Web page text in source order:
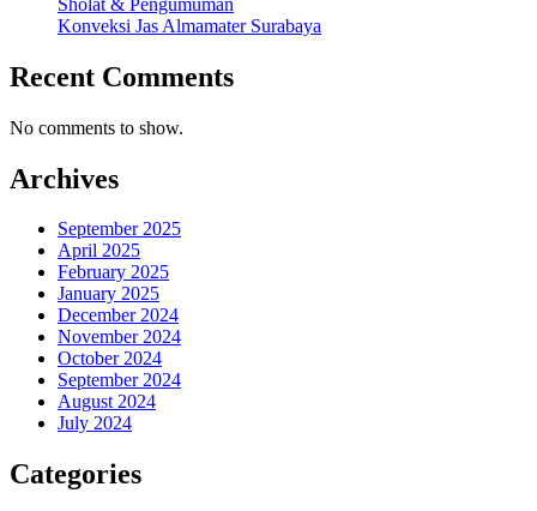
Konveksi Jas Almamater Surabaya
Recent Comments
No comments to show.
Archives
September 2025
April 2025
February 2025
January 2025
December 2024
November 2024
October 2024
September 2024
August 2024
July 2024
Categories